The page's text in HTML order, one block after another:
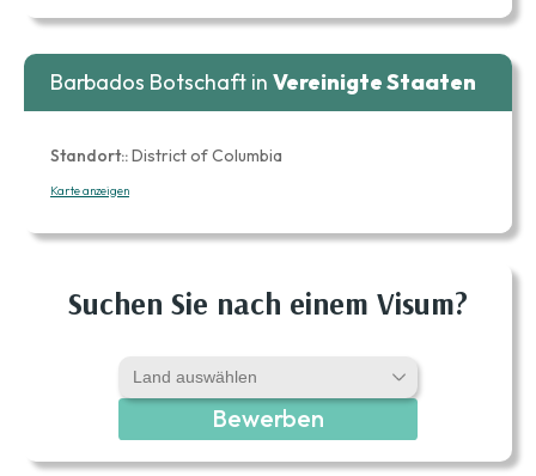
Barbados Botschaft in Vereinigte Staaten
Standort::District of Columbia
Karte anzeigen
Suchen Sie nach einem Visum?
Bewerben